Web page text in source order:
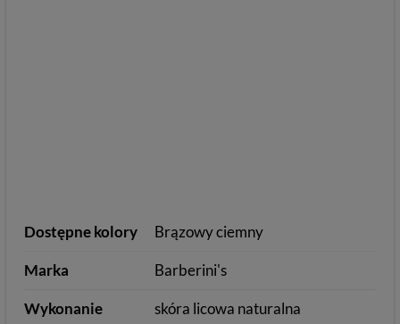
Dostępne kolory Brązowy ciemny
Marka Barberini's
Wykonanie skóra licowa naturalna